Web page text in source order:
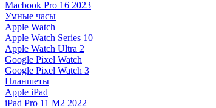
Macbook Pro 16 2023
Умные часы
Apple Watch
Apple Watch Series 10
Apple Watch Ultra 2
Google Pixel Watch
Google Pixel Watch 3
Планшеты
Apple iPad
iPad Pro 11 M2 2022